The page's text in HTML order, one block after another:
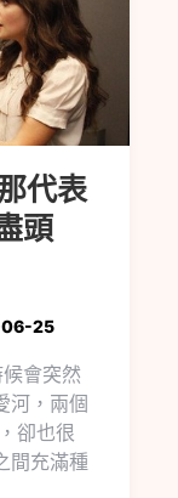
代表
頭
25
會突然
河，兩個
卻也很
間充滿種